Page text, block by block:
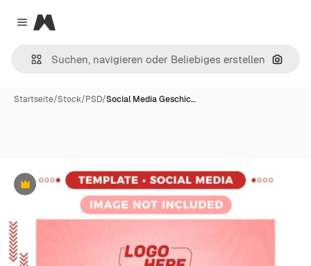
Close menu
Magnific
Nach
Startseite/Stock/PSD/Social Media Geschic…
Premium